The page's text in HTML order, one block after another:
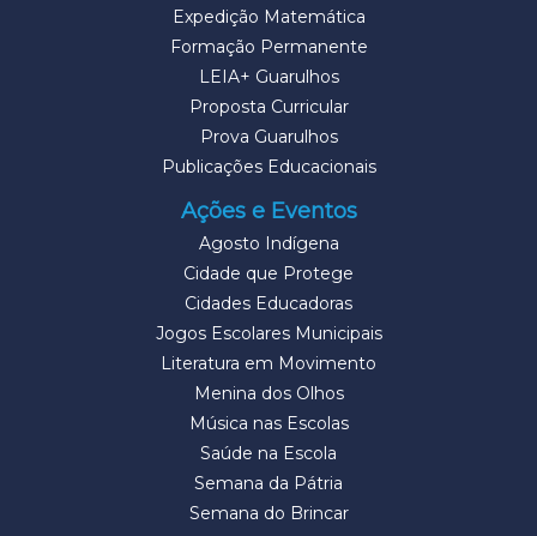
Expedição Matemática
Formação Permanente
LEIA+ Guarulhos
Proposta Curricular
Prova Guarulhos
Publicações Educacionais
Ações e Eventos
Agosto Indígena
Cidade que Protege
Cidades Educadoras
Jogos Escolares Municipais
Literatura em Movimento
Menina dos Olhos
Música nas Escolas
Saúde na Escola
Semana da Pátria
Semana do Brincar